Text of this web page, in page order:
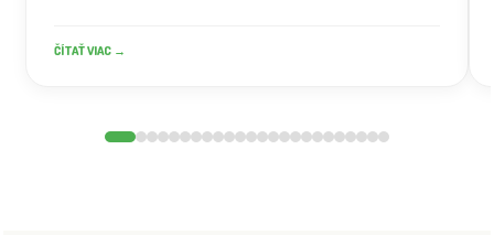
ČÍTAŤ VIAC →